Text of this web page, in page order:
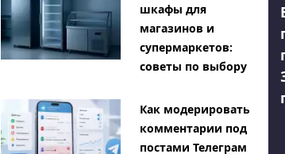
шкафы для
магазинов и
супермаркетов:
советы по выбору
Как модерировать
комментарии под
постами Телеграм